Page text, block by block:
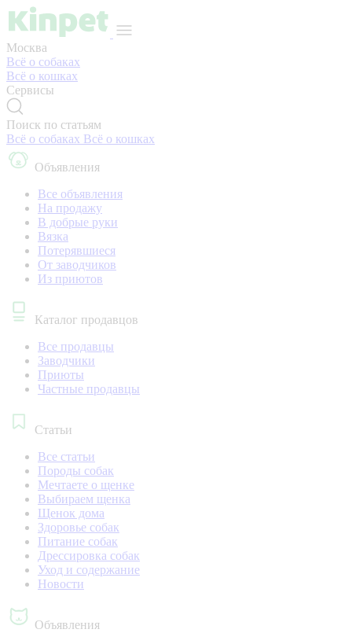
Москва
Всё о собаках
Всё о кошках
Сервисы
Поиск по статьям
Всё о собаках Всё о кошках
Объявления
Все объявления
На продажу
В добрые руки
Вязка
Потерявшиеся
От заводчиков
Из приютов
Каталог продавцов
Все продавцы
Заводчики
Приюты
Частные продавцы
Статьи
Все статьи
Породы собак
Мечтаете о щенке
Выбираем щенка
Щенок дома
Здоровье собак
Питание собак
Дрессировка собак
Уход и содержание
Новости
Объявления